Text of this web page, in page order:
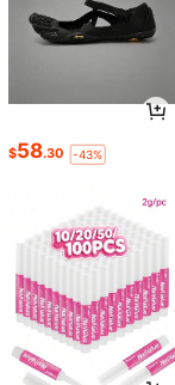
$58.30 -43%